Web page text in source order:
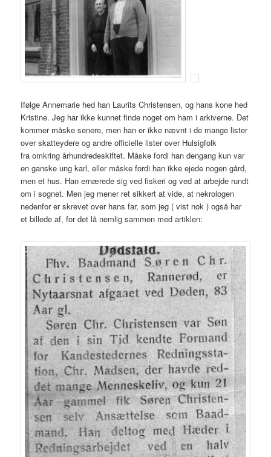
Ifølge Annemarie hed han Laurits Christensen, og hans kone hed
Kristine. Jeg har ikke kunnet finde noget om ham i arkiverne. Det
kommer måske senere, men han er ikke nævnt i de mange lister
over skatteydere og andre officielle lister over Hulsigfolk
fra omkring århundredeskiftet. Måske fordi han dengang kun var
en ganske ung karl, eller måske fordi han ikke ejede nogen gård,
men et hus. Han ernærede sig ved fiskeri og ved at arbejde rundt
om i sognet. Men jeg mener ret sikkert at vide, at nekrologen
nedenfor er skrevet over hans far, som jeg ( vist nok ) også har
et billede af, for det lå nemlig sammen med artiklen: